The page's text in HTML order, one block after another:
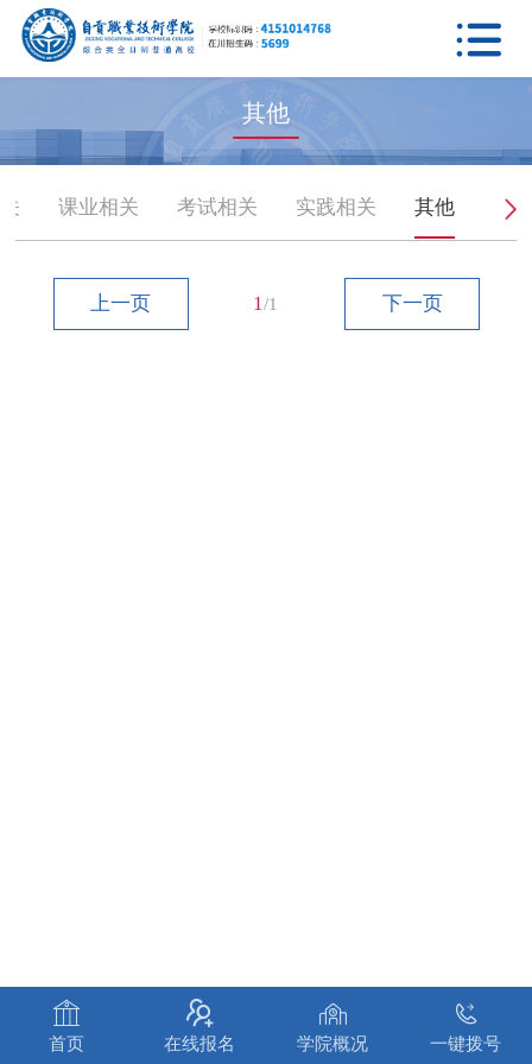

其他
课业相关 考试相关 实践相关 其他
上一页 1/1 下一页

首页

在线报名

学院概况

一键拨号